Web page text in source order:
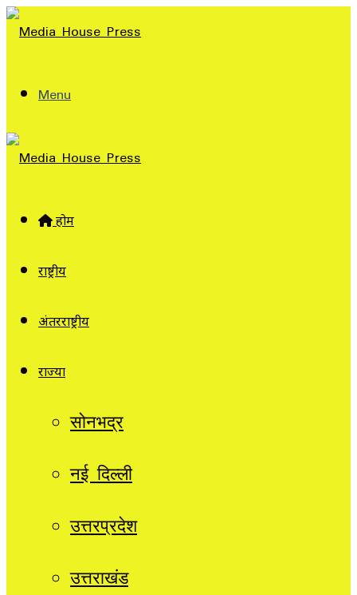
Menu
होम
राष्ट्रीय
अंतरराष्ट्रीय
राज्यों
सोनभद्र
नई दिल्ली
उत्तरप्रदेश
उत्तराखंड